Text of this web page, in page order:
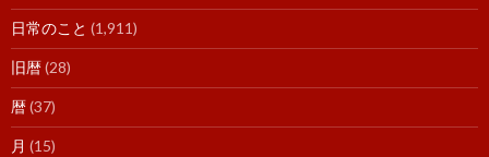
日常のこと (1,911)
旧暦(28)
暦(37)
月 (15)